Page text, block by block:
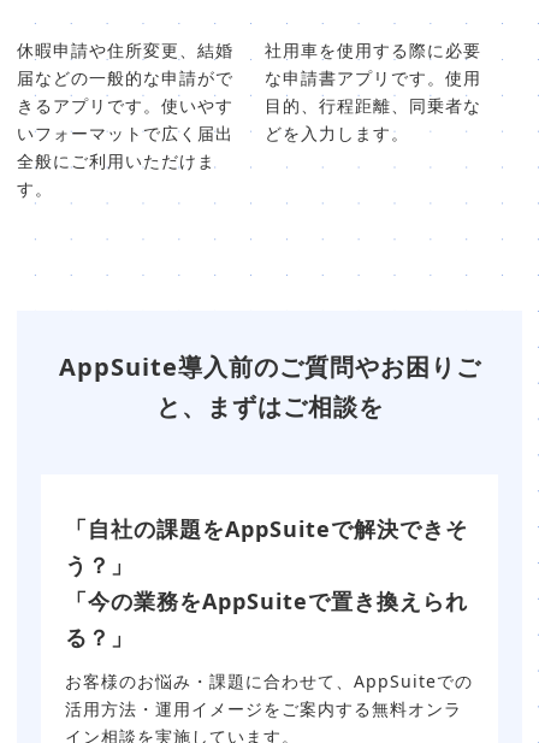
休暇申請や住所変更、結婚
届などの一般的な申請がで
きるアプリです。使いやす
いフォーマットで広く届出
全般にご利用いただけま
す。
社用車を使用する際に必要
な申請書アプリです。使用
目的、行程距離、同乗者な
どを入力します。
AppSuite導入前のご質問やお困りご
と、まずはご相談を
「自社の課題をAppSuiteで解決できそ
う？」
「今の業務をAppSuiteで置き換えられ
る？」
お客様のお悩み・課題に合わせて、AppSuiteでの
活用方法・運用イメージをご案内する無料オンラ
イン相談を実施しています。